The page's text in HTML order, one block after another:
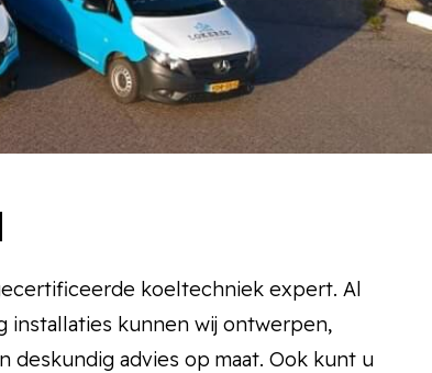
koeltechniek expert. Al
installaties kunnen wij ontwerpen,
advies op maat. Ook kunt u